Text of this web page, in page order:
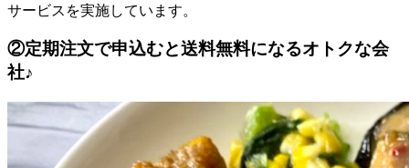
サービスを実施しています。
②定期注文で申込むと送料無料になるオトクな会
社♪